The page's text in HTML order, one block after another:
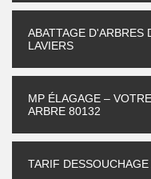
ABATTAGE D'ARBRES
LAVIERS
MP ÉLAGAGE –
ARBRE 80132
TARIF DESSOUCHAGE